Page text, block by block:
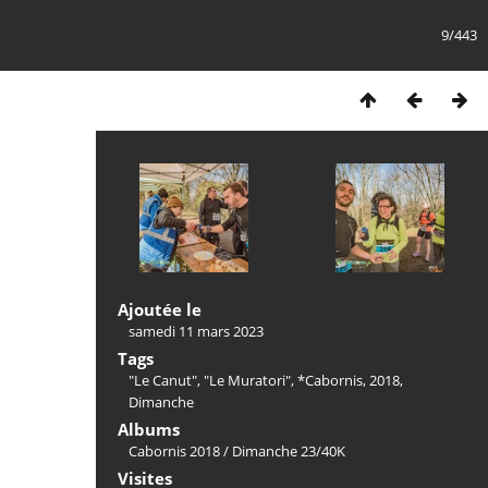
9/443
Ajoutée le
samedi 11 mars 2023
Tags
"Le Canut", "Le Muratori",*Cabornis,2018,
Dimanche
Albums
Cabornis 2018/ Dimanche 23/40K
Visites